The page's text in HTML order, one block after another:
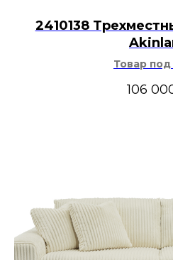
2410138
Товар под
106